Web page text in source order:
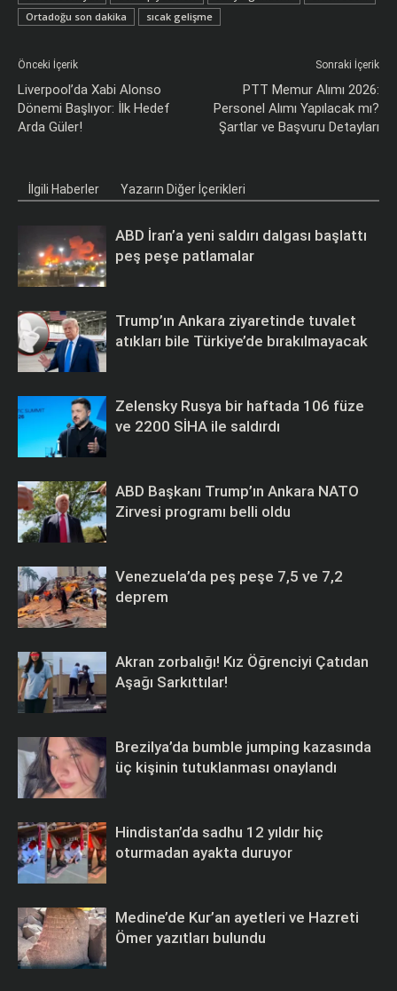
Ortadoğu son dakika
sıcak gelişme
Önceki İçerik
Liverpool’da Xabi Alonso
Dönemi Başlıyor: İlk Hedef
Arda Güler!
Sonraki İçerik
PTT Memur Alımı 2026:
Personel Alımı Yapılacak mı?
Şartlar ve Başvuru Detayları
İlgili Haberler Yazarın Diğer İçerikleri
ABD İran’a yeni saldırı dalgası başlattı
peş peşe patlamalar
Trump’ın Ankara ziyaretinde tuvalet
atıkları bile Türkiye’de bırakılmayacak
Zelensky Rusya bir haftada 106 füze
ve 2200 SİHA ile saldırdı
ABD Başkanı Trump’ın Ankara NATO
Zirvesi programı belli oldu
Venezuela’da peş peşe 7,5 ve 7,2
deprem
Akran zorbalığı! Kız Öğrenciyi Çatıdan
Aşağı Sarkıttılar!
Brezilya’da bumble jumping kazasında
üç kişinin tutuklanması onaylandı
Hindistan’da sadhu 12 yıldır hiç
oturmadan ayakta duruyor
Medine’de Kur’an ayetleri ve Hazreti
Ömer yazıtları bulundu